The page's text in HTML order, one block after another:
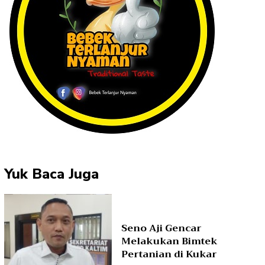
Yuk Baca Juga
Seno Aji Gencar
Melakukan Bimtek
Pertanian di Kukar